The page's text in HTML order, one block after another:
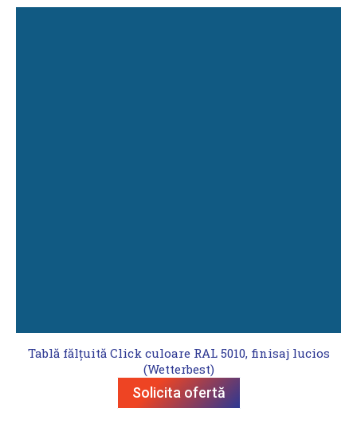
Tablă fălțuită Click culoare RAL 5010, finisaj lucios
(Wetterbest)
Solicita ofertă